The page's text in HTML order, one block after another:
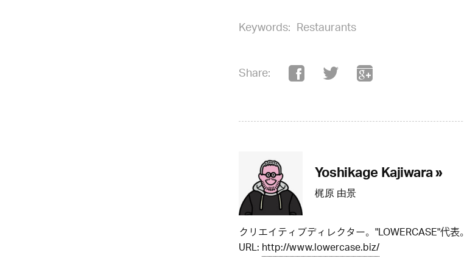
Keywords: Restaurants
Share:
Yoshikage Kajiwara »
梶原 由景
クリエイティブディレクター。"LOWERCASE"代表。
URL:http://www.lowercase.biz/